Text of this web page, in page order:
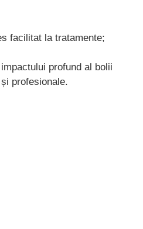
facilitat la tratamente;
profund al bolii
profesionale.